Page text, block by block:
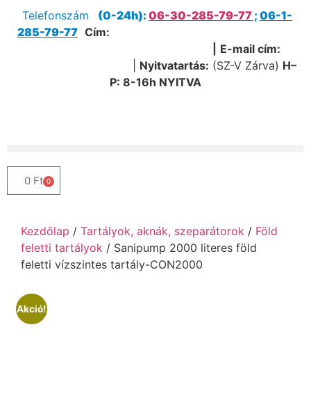
Telefonszám (0-24h): 06-30-285-79-77 ;06-1-
285-79-77 Cím:
E-mail cím:
Nyitvatartás: (SZ-V Zárva) H–
P: 8-16h NYITVA
0 Ft 0
Kezdőlap / Tartályok, aknák, szeparátorok / Föld
feletti tartályok / Sanipump 2000 literes föld
feletti vízszintes tartály-CON2000
Akció!